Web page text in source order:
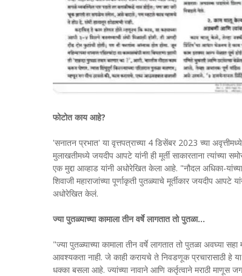
फोटोत काय आहे?
'सनातन प्रभात' या वृत्तपत्राच्या 4 डिसेंबर 2023 च्या
मुलाखतीमध्ये जयदीप आपटे यांनी ही मूर्ती साकारताना त्यांच्या
एक मुद्दा आव्हाड यांनी अधोरेखित केला आहे. "नौदल अधिका-
शिवाजी महाराजांच्या पूर्णाकृती पुतळ्याचे मूर्तीकार जयदीप
अधोरेखित केलं.
ज्या पुतळ्याच्या कामाला तीन वर्षे लागतात तो पुतळा...
"ज्या पुतळ्याच्या कामाला तीन वर्षे लागतात तो पुतळा अवघ्या
आवश्यकता नाही. जे काही करायचे ते निवडणूक प्रचारासाठी हे
धक्का बसला आहे. ज्यांच्या नावाने आणि कर्तृत्वाने मराठी माणूस